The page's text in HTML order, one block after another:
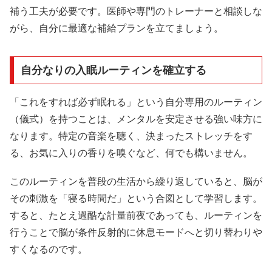
補う工夫が必要です。医師や専門のトレーナーと相談しな
がら、自分に最適な補給プランを立てましょう。
自分なりの入眠ルーティンを確立する
「これをすれば必ず眠れる」という自分専用のルーティン
（儀式）を持つことは、メンタルを安定させる強い味方に
なります。特定の音楽を聴く、決まったストレッチをす
る、お気に入りの香りを嗅ぐなど、何でも構いません。
このルーティンを普段の生活から繰り返していると、脳が
その刺激を「寝る時間だ」という合図として学習します。
すると、たとえ過酷な計量前夜であっても、ルーティンを
行うことで脳が条件反射的に休息モードへと切り替わりや
すくなるのです。